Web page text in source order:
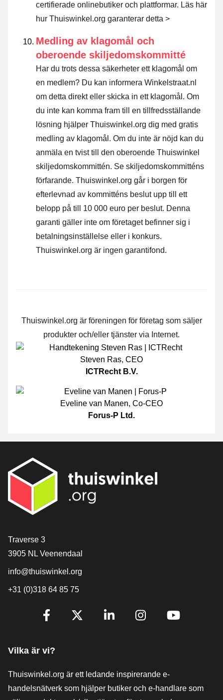
certifierade onlinebutiker och plattformar. Läs här
hur Thuiswinkel.org garanterar detta >
Medling av klagomål och
oberoende skiljedomskommitté
Har du trots dessa säkerheter ett klagomål om
en medlem? Du kan informera Winkelstraat.nl
om detta direkt eller skicka in ett klagomål . Om
du inte kan komma fram till en tillfredsställande
lösning hjälper Thuiswinkel.org dig med gratis
medling av klagomål. Om du inte är nöjd kan du
anmäla en tvist till den oberoende Thuiswinkel
skiljedomskommittén. Se skiljedomskommitténs
förfarande. Thuiswinkel.org går i borgen för
efterlevnad av kommitténs beslut upp till ett
belopp på till 10 000 euro per beslut. Denna
garanti gäller inte om företaget befinner sig i
betalningsinställelse eller i konkurs.
Thuiswinkel.org är ingen garantifond.
Thuiswinkel.org är föreningen för företag som säljer
produkter och/eller tjänster via Internet.
Steven Ras, CEO
ICTRecht B.V.
Eveline van Manen, Co-CEO
Forus-P Ltd.
[_General:Contact]
Traverse 3
3905 NL Veenendaal
info@thuiswinkel.org
+31 (0)318 64 85 75
[_General:SocialMediaTitle]
Vilka är vi?
Thuiswinkel.org är ett ledande inspirerande e-
handelsnätverk som hjälper butiker och e-handlare som